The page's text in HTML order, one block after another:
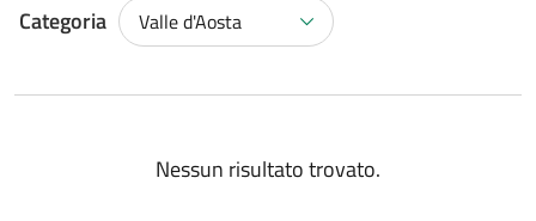
Categoria Valle d'Aosta
Nessun risultato trovato.